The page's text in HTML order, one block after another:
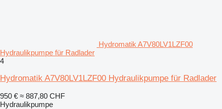
Hydromatik A7V80LV1LZF00
Hydraulikpumpe für Radlader
4
Hydromatik A7V80LV1LZF00 Hydraulikpumpe für Radlader
950 € ≈ 887,80 CHF
Hydraulikpumpe